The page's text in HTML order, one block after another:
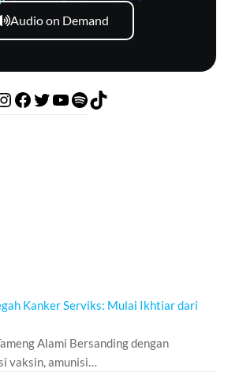
Audio on Demand
Kanker Serviks: Mulai Ikhtiar dari
Alami Bersanding dengan
vaksin, amunisi…